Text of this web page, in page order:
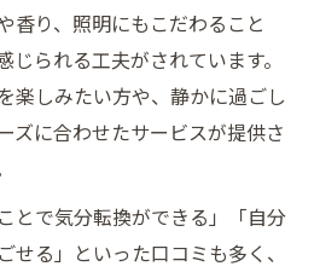
香り、照明にもこだわること
られる工夫がされています。
楽しみたい方や、静かに過ごし
ズに合わせたサービスが提供さ
とで気分転換ができる」「自分
せる」といった口コミも多く、